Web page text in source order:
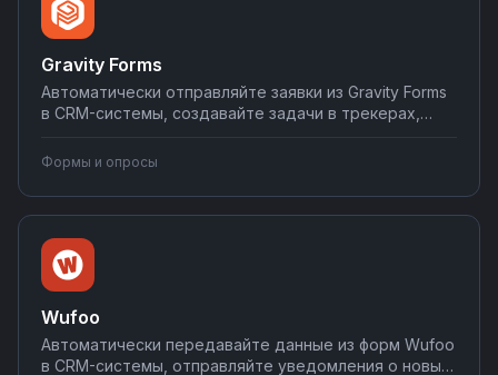
Gravity Forms
Автоматически отправляйте заявки из Gravity Forms
в CRM-системы, создавайте задачи в трекерах,
синхронизируйте данные с системами учета.
Настраивайте обработку форм без
программирования на Nodul — от простой отправки
писем до сложных воронок продаж.
Формы и опросы
Wufoo
Автоматически передавайте данные из форм Wufoo
в CRM-системы, отправляйте уведомления о новых